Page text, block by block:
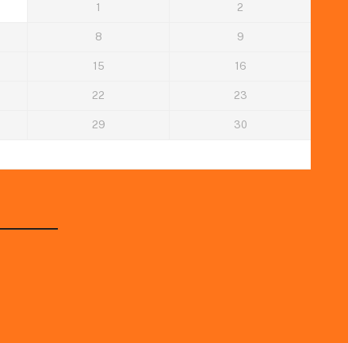
1 2
8 9
15 16
22 23
29 30